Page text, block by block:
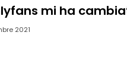
mi ha
2021